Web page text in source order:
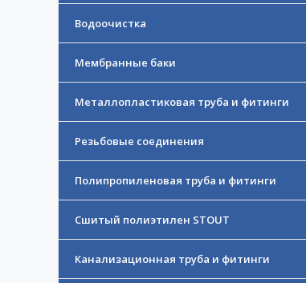
Водоочистка
Мембранные баки
Металлопластиковая труба и фитинги
Резьбовые соединения
Полипропиленовая труба и фитинги
Сшитый полиэтилен STOUT
Канализационная труба и фитинги